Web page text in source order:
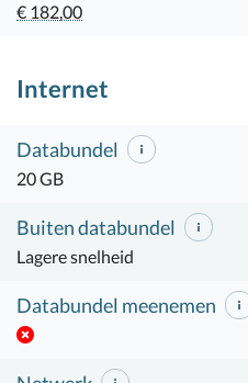
€ 182,00
Internet
Databundel
20 GB
Buiten databundel
Lagere snelheid
Databundel meenemen